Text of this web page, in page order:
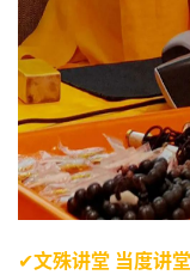
慈
善
佛
教
人
物
寺
登录
✔文殊讲堂 当度讲堂